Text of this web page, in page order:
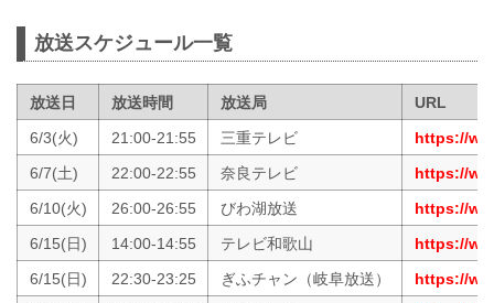
放送スケジュール一覧
放送日 放送時間 放送局
URL
6/3(火)
21:00-21:55 三重テレビ
https://
6/7(土)
22:00-22:55 奈良テレビ
https://
6/10(火)
26:00-26:55 びわ湖放送
https://
6/15(日)
14:00-14:55 テレビ和歌山
https://
6/15(日)
22:30-23:25 ぎふチャン（岐阜放送）
https://